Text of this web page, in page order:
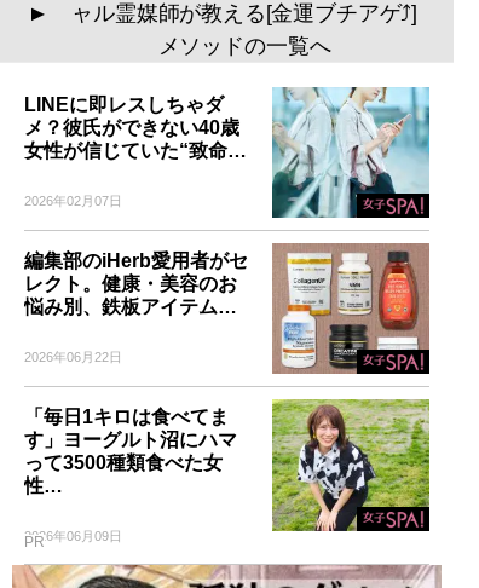
▲
ャル霊媒師が教える[金運ブチアゲ⤴]
メソッドの一覧へ
LINEに即レスしちゃダ
メ？彼氏ができない40歳
女性が信じていた“致命…
2026年02月07日
編集部のiHerb愛用者がセ
レクト。健康・美容のお
悩み別、鉄板アイテム…
2026年06月22日
「毎日1キロは食べてま
す」ヨーグルト沼にハマ
って3500種類食べた女
性…
2026年06月09日
PR